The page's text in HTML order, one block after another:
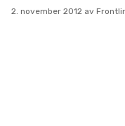
2. november 2012 av